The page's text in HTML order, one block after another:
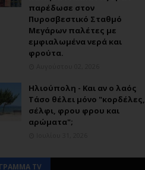
παρέδωσε στον
Πυροσβεστικό Σταθμό
Μεγάρων παλέτες με
εμφιαλωμένα νερά και
φρούτα.
Ηλιούπολη - Και αν ο λαός
Τάσο θέλει μόνο "κορδέλες,
σέλφι, φρου φρου και
αρώματα";
TV